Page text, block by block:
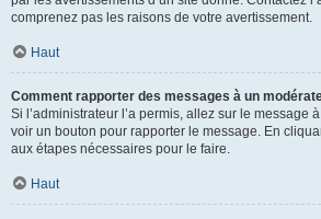
comprenez pas les raisons de votre avertissement.
Haut
Comment rapporter des messages à un
Si l’administrateur l’a permis, allez sur le message
voir un bouton pour rapporter le message. En
aux étapes nécessaires pour le faire.
Haut